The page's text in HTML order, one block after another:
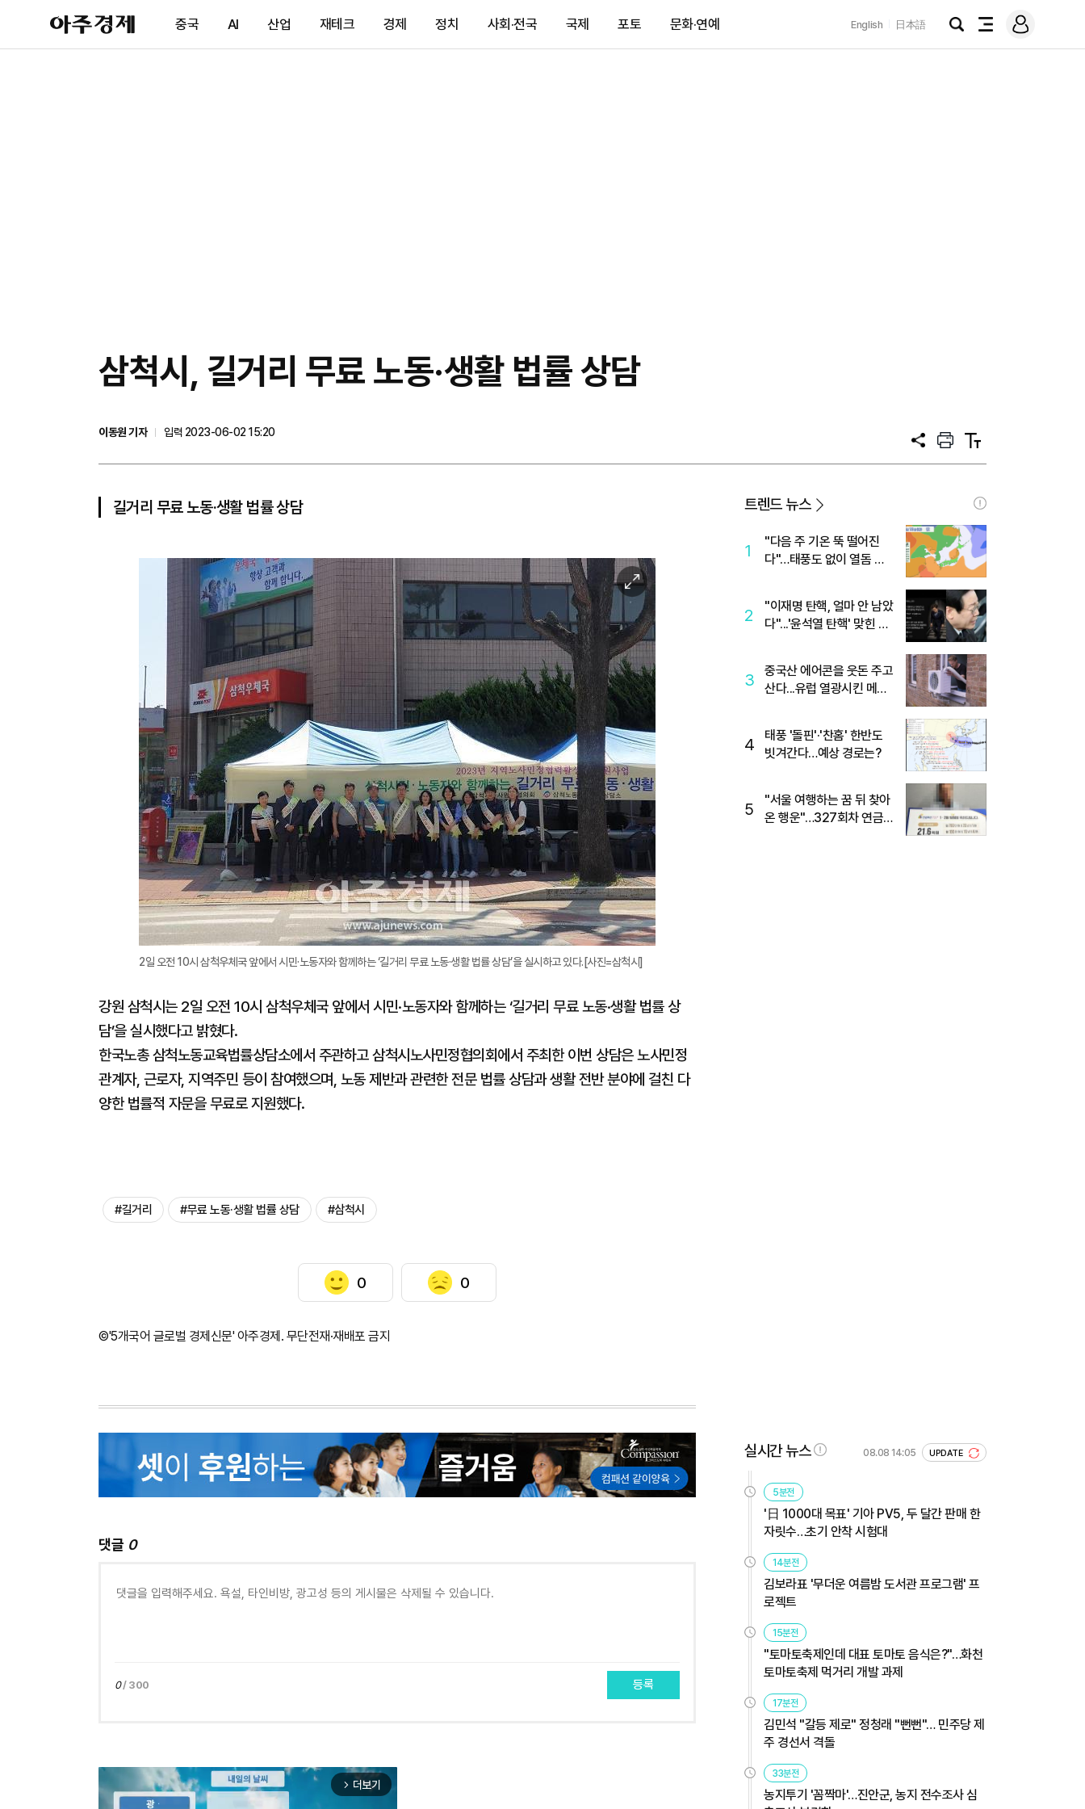
아
주
제
중국 AI 산업 재테크 경제 정치 사회·전국 국제 포토 문화·연예 English 日本語
검
전
메
그
삼척시, 길거리 무료 노동·생활 법률 상담
이동원 기자
입력 2023-06-02 15:20
공
프
트
텍
트
길거리 무료 노동·생활 법률 상담
이
미
지
확
대
2일 오전 10시 삼척우체국 앞에서 시민·노동자와 함께하는 ‘길거리 무료 노동·생활 법률 상담’을 실시하고 있다.[사진=삼척시]
강원 삼척시는 2일 오전 10시 삼척우체국 앞에서 시민·노동자와 함께하는 ‘길거리 무료 노동·생활 법률 상
담’을 실시했다고 밝혔다.
한국노총 삼척노동교육법률상담소에서 주관하고 삼척시노사민정협의회에서 주최한 이번 상담은 노사민정
관계자, 근로자, 지역주민 등이 참여했으며, 노동 제반과 관련한 전문 법률 상담과 생활 전반 분야에 걸친 다
양한 법률적 자문을 무료로 지원했다.
#길거리 #무료 노동·생활 법률 상담 #삼척시
0 0
©'5개국어 글로벌 경제신문' 아주경제. 무단전재·재배포 금지
댓글 0
0/ 300 등록
arrow_forward_ios 더보기
트렌드 뉴스
1
"다음 주 기온 뚝 떨어진
다"…태풍도 없이 열돔 박
2
"이재명 탄핵, 얼마 안 남았
다"...'윤석열 탄핵' 맞힌 무
3
중국산 에어콘을 웃돈 주고
산다...유럽 열광시킨 메이
4
태풍 '돌핀'·'찬홈' 한반도
빗겨간다…예상 경로는?
5
"서울 여행하는 꿈 뒤 찾아
온 행운"…327회차 연금
실시간 뉴스 08.08 14:05 UPDATE
5분전
'日 1000대 목표' 기아 PV5, 두 달간 판매 한
자릿수…초기 안착 시험대
14분전
김보라표 '무더운 여름밤 도서관 프로그램' 프
로젝트
15분전
"토마토축제인데 대표 토마토 음식은?"…화천
토마토축제 먹거리 개발 과제
17분전
김민석 "갈등 제로" 정청래 "뻔뻔"… 민주당 제
주 경선서 격돌
33분전
농지투기 '꼼짝마'…진안군, 농지 전수조사 심